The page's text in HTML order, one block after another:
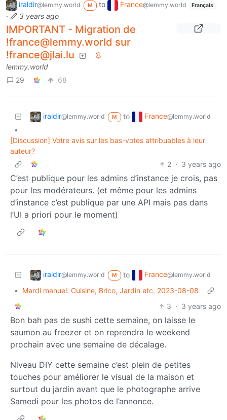
iraldir@lemmy.world M to France@lemmy.world Français
· 3 years ago
IMPORTANT - Migration de
!france@lemmy.world sur
!france@jlai.lu
lemmy.world
29
68
iraldir@lemmy.world M to France@lemmy.world
•
[Discussion] Votre avis sur les bas-votes attribuables à leur
auteur?
2 · 3 years ago
C’est publique pour les admins d’instance je crois, pas
pour les modérateurs. (et même pour les admins
d’instance c’est publique par une API mais pas dans
l’UI a priori pour le moment)
iraldir@lemmy.world M to France@lemmy.world
•
Mardi manuel: Cuisine, Brico, Jardin etc. 2023-08-08
3 · 3 years ago
Bon bah pas de sushi cette semaine, on laisse le
saumon au freezer et on reprendra le weekend
prochain avec une semaine de décalage.
Niveau DIY cette semaine c’est plein de petites
touches pour améliorer le visual de la maison et
surtout du jardin avant que le photographe arrive
Samedi pour les photos de l’annonce.